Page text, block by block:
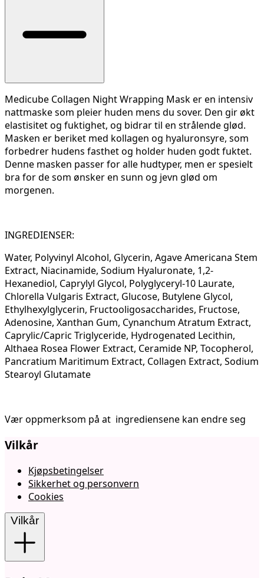
Medicube Collagen Night Wrapping Mask er en intensiv
nattmaske som pleier huden mens du sover. Den gir økt
elastisitet og fuktighet, og bidrar til en strålende glød.
Masken er beriket med kollagen og hyaluronsyre, som
forbedrer hudens fasthet og holder huden godt fuktet.
Denne masken passer for alle hudtyper, men er spesielt
bra for de som ønsker en sunn og jevn glød om
morgenen.
INGREDIENSER:
Water, Polyvinyl Alcohol, Glycerin, Agave Americana Stem
Extract, Niacinamide, Sodium Hyaluronate, 1,2-
Hexanediol, Caprylyl Glycol, Polyglyceryl-10 Laurate,
Chlorella Vulgaris Extract, Glucose, Butylene Glycol,
Ethylhexylglycerin, Fructooligosaccharides, Fructose,
Adenosine, Xanthan Gum, Cynanchum Atratum Extract,
Caprylic/Capric Triglyceride, Hydrogenated Lecithin,
Althaea Rosea Flower Extract, Ceramide NP, Tocopherol,
Pancratium Maritimum Extract, Collagen Extract, Sodium
Stearoyl Glutamate
Vær oppmerksom på at ingrediensene kan endre seg
Vilkår
Kjøpsbetingelser
Sikkerhet og personvern
Cookies
Vilkår